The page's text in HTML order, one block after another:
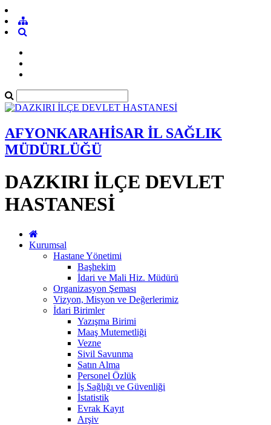
AFYONKARAHİSAR İL SAĞLIK
MÜDÜRLÜĞÜ
DAZKIRI İLÇE DEVLET
HASTANESİ
Kurumsal
Hastane Yönetimi
Başhekim
İdari ve Mali Hiz. Müdürü
Organizasyon Şeması
Vizyon, Misyon ve Değerlerimiz
İdari Birimler
Yazışma Birimi
Maaş Mutemetliği
Vezne
Sivil Savunma
Satın Alma
Personel Özlük
İş Sağlığı ve Güvenliği
İstatistik
Evrak Kayıt
Arşiv